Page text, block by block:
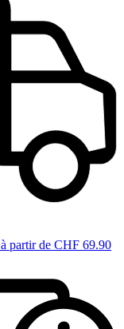
à partir de CHF 69.90